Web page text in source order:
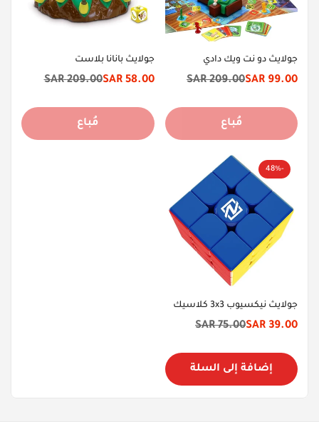
جولايث دو نت ويك دادي
سعر
99.00 SAR
السعر
209.00 SAR
مُباع
جولايث بانانا بلاست
سعر
58.00 SAR
السعر
209.00 SAR
مُباع
-48%
جولايث نيكسيوب 3x3 كلاسيك
سعر
39.00 SAR
السعر
75.00 SAR
إضافة إلى السلة